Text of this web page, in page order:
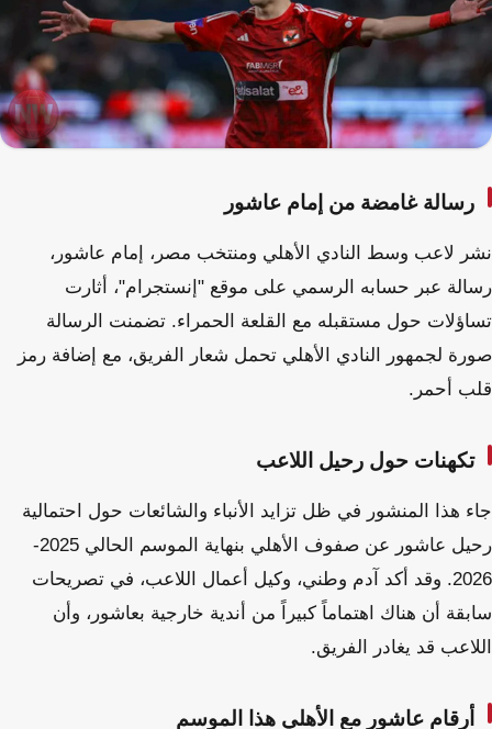
رسالة غامضة من إمام عاشور
نشر لاعب وسط النادي الأهلي ومنتخب مصر، إمام عاشور،
رسالة عبر حسابه الرسمي على موقع "إنستجرام"، أثارت
تساؤلات حول مستقبله مع القلعة الحمراء. تضمنت الرسالة
صورة لجمهور النادي الأهلي تحمل شعار الفريق، مع إضافة رمز
قلب أحمر.
تكهنات حول رحيل اللاعب
جاء هذا المنشور في ظل تزايد الأنباء والشائعات حول احتمالية
رحيل عاشور عن صفوف الأهلي بنهاية الموسم الحالي 2025-
2026. وقد أكد آدم وطني، وكيل أعمال اللاعب، في تصريحات
سابقة أن هناك اهتماماً كبيراً من أندية خارجية بعاشور، وأن
اللاعب قد يغادر الفريق.
أرقام عاشور مع الأهلي هذا الموسم